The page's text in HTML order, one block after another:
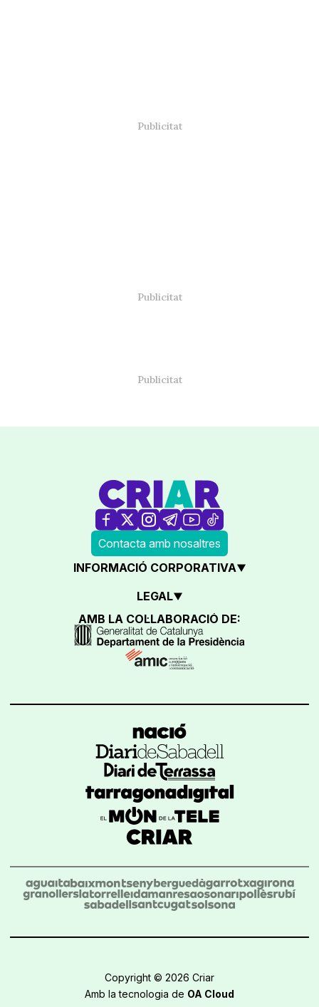
Contacta amb nosaltres
INFORMACIÓ CORPORATIVA
LEGAL
AMB LA COL·LABORACIÓ DE:
Copyright © 2026 Criar
Amb la tecnologia de OA Cloud